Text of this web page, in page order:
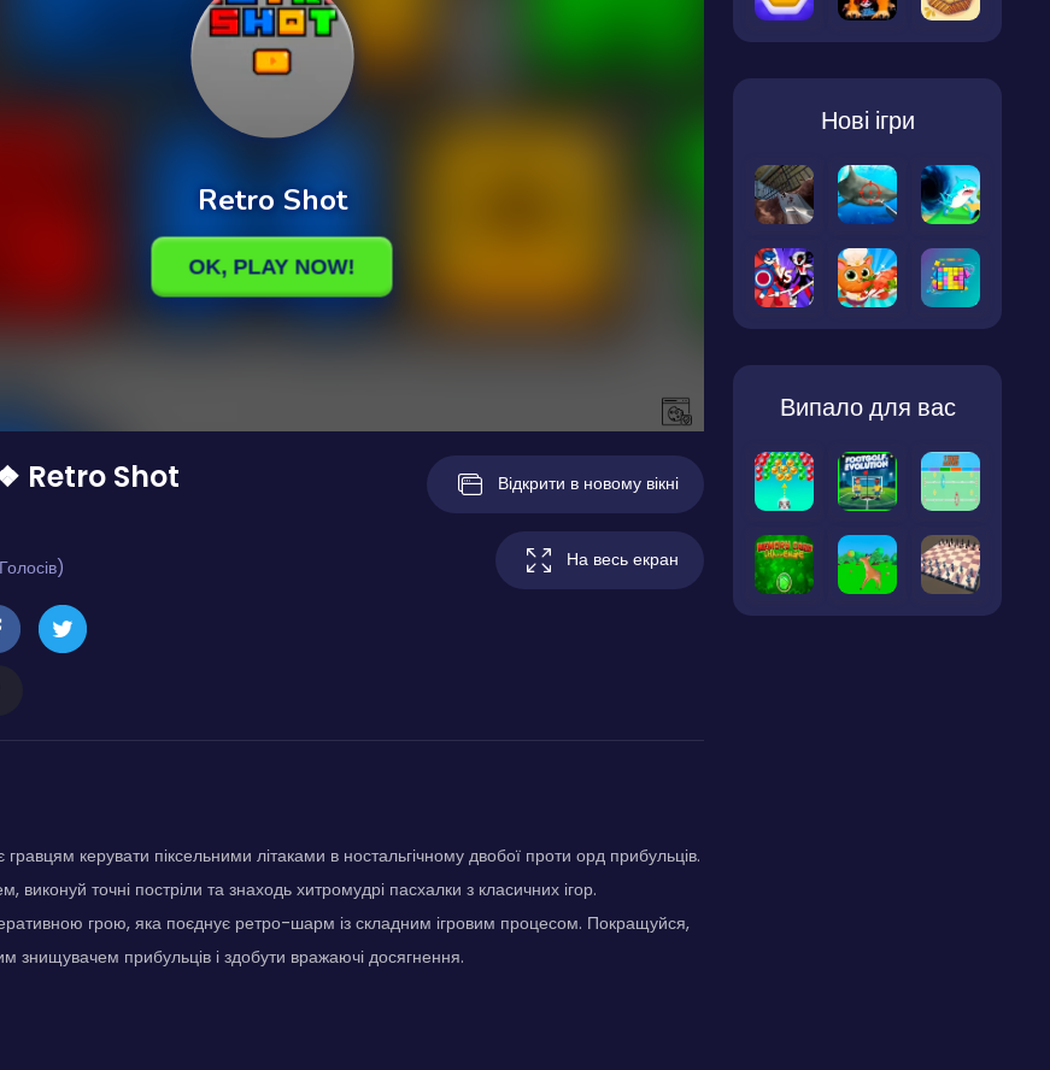
Retro Shot Відкрити в новому вікні
На весь екран
керувати піксельними літаками в ностальгічному двобої проти орд прибульців.
виконуй точні постріли та знаходь хитромудрі пасхалки з класичних ігор.
грою, яка поєднує ретро-шарм із складним ігровим процесом. Покращуйся,
знищувачем прибульців і здобути вражаючі досягнення.
Нові ігри
Випало для вас